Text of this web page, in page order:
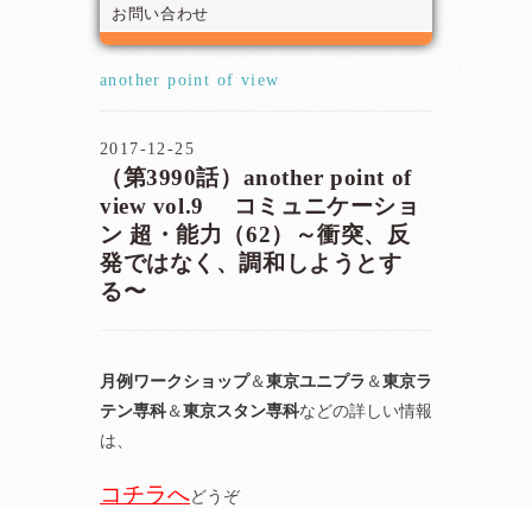
お問い合わせ
another point of view
2017-12-25
（第3990話）another point of
view vol.9 コミュニケーショ
ン 超・能力（62）～衝突、反
発ではなく、調和しようとす
る〜
月例ワークショップ＆東京ユニプラ ＆東京ラ
テン専科＆東京スタン専科などの詳しい情報
は、
コチラへどうぞ